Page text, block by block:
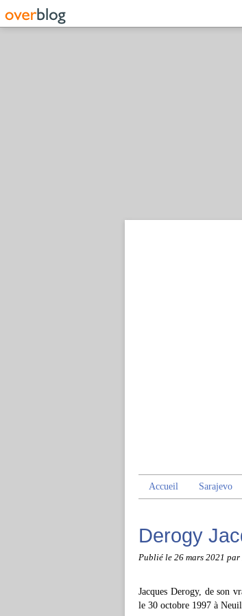
Accueil Sarajevo
Derogy
Publié le 26 mars 2021 par
Jacques Derogy, de son
le 30 octobre 1997 à